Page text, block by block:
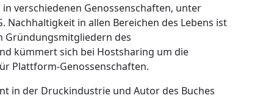
verschiedenen Genossenschaften, unter
Nachhaltigkeit in allen Bereichen des Lebens ist
Gründungsmitgliedern des
kümmert sich bei Hostsharing um die
Plattform-Genossenschaften.
in der Druckindustrie und Autor des Buches